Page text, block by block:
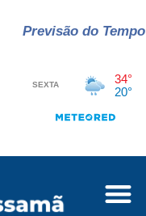
Previsão do Tempo